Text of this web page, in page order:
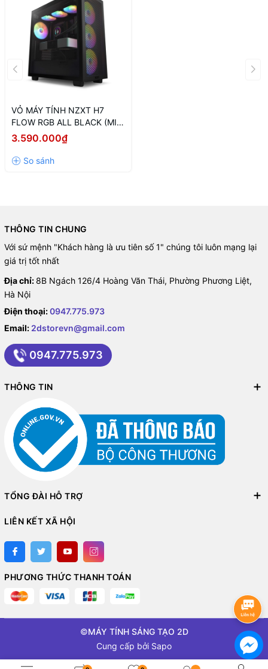
VỎ MÁY TÍNH NZXT H7
FLOW RGB ALL BLACK (MID
TOWER/MÀU ĐEN)
3.590.000₫
THÔNG TIN CHUNG
Với sứ mệnh "Khách hàng là ưu tiên số 1" chúng tôi luôn mạng lại
giá trị tốt nhất
Địa chỉ: 8B Ngách 126/4 Hoàng Văn Thái, Phường Phương Liệt,
Hà Nội
Điện thoại:0947.775.973
Email: 2dstorevn@gmail.com
0947.775.973
THÔNG TIN
TỔNG ĐÀI HỖ TRỢ
LIÊN KẾT XÃ HỘI
PHƯƠNG THỨC THANH TOÁN
©MÁY TÍNH SÁNG TẠO 2D
Cung cấp bởi Sapo